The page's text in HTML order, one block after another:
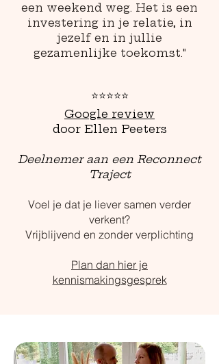
een weekend weg. Het is een
investering in je relatie, in
jezelf en in jullie
gezamenlijke toekomst."
⭐⭐⭐⭐⭐
Google review
door Ellen Peeters
Deelnemer aan een Reconnect
Traject
Voel je dat je liever samen verder
verkent?
Vrijblijvend en zonder verplichting
Plan dan hier je
kennismakingsgesprek